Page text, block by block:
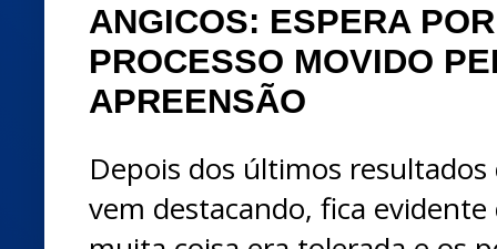
ANGICOS: ESPERA
PROCESSO MOVIDO
APREENSÃO
Depois dos últimos
vem destacando, fica